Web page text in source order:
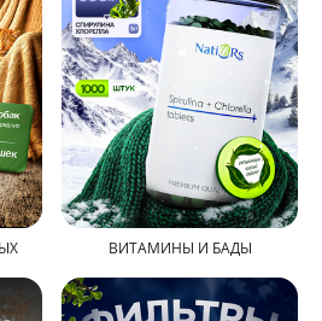
ВИТАМИНЫ И БАДЫ